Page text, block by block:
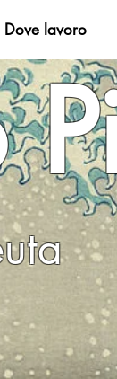
Dove lavoro